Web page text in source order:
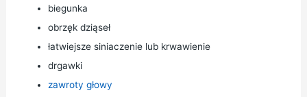
biegunka
obrzęk dziąseł
łatwiejsze siniaczenie lub krwawienie
drgawki
zawroty głowy